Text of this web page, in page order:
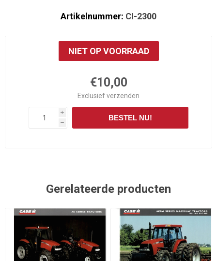
Artikelnummer: CI-2300
NIET OP VOORRAAD
€10,00
Exclusiefverzenden
i
h
BESTEL NU!
Gerelateerde producten